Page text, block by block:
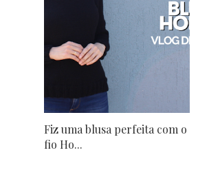
Fiz uma blusa perfeita com o
fio Ho...